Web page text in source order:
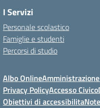
I Servizi
Personale scolastico
Famiglie e studenti
Percorsi di studio
Albo Online
Privacy PolicyAccesso Civico
Obiettivi di accessibilita